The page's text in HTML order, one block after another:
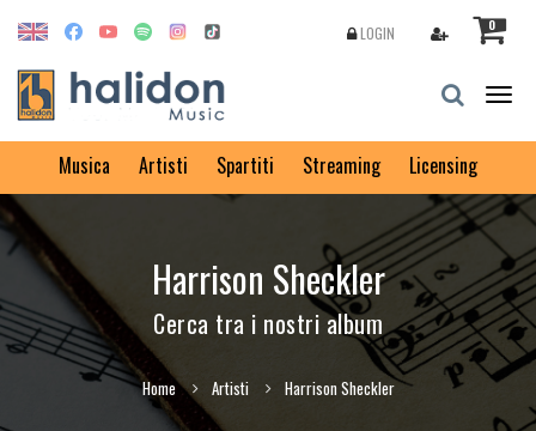
0
LOGIN
Musica Artisti Spartiti Streaming Licensing
Harrison Sheckler
Cerca tra i nostri album
Home Artisti Harrison Sheckler